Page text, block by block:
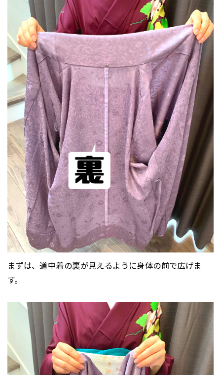
まずは、道中着の裏が見えるように身体の前で広げま
す。